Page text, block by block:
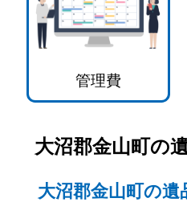
管理費
大沼郡金山町の
大沼郡金山町の遺